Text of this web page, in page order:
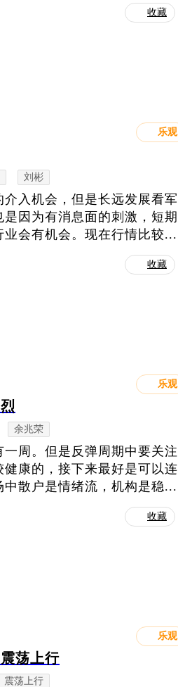
收藏
乐观
刘彬
入机会，但是长远发展看军
因为有消息面的刺激，短期
会有机会。现在行情比较...
收藏
乐观
余兆荣
周。但是反弹周期中要关注
康的，接下来最好是可以连
散户是情绪流，机构是稳...
收藏
乐观
荡上行
震荡上行